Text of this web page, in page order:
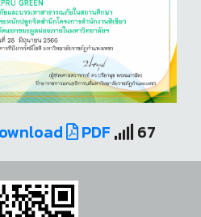
PDF 67